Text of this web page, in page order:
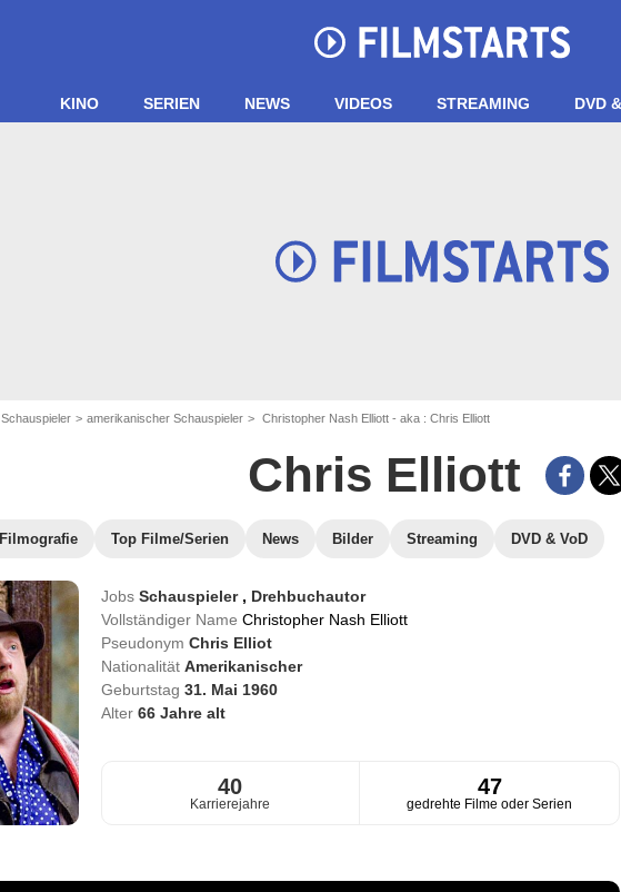
KINO SERIEN NEWS VIDEOS STREAMING DVD
Schauspieler amerikanischer Schauspieler Christopher Nash Elliott - aka : Chris Elliott
Chris Elliott
Filmografie Top Filme/Serien News Bilder Streaming DVD & VoD
Jobs Schauspieler , Drehbuchautor
Vollständiger Name Christopher Nash Elliott
Pseudonym Chris Elliot
Nationalität Amerikanischer
Geburtstag 31. Mai 1960
Alter 66Jahre alt
40
Karrierejahre
47
gedrehte Filme oder Serien